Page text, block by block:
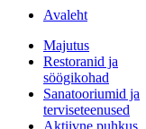
Avaleht
Majutus
Restoranid ja
söögikohad
Sanatooriumid ja
terviseteenused
Aktiivne puhkus